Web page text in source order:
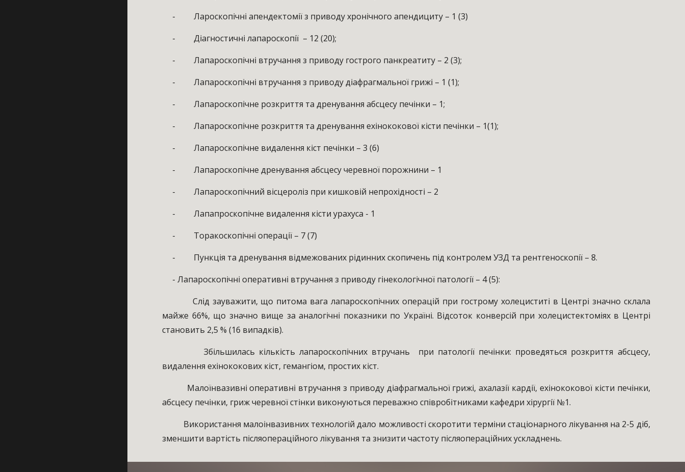
- Лароскопічні апендектомії з приводу хронічного апендициту – 1 (3)
- Діагностичні лапароскопії – 12 (20);
- Лапароскопічні втручання з приводу гострого панкреатиту – 2 (3);
- Лапароскопічні втручання з приводу діафрагмальної грижі – 1 (1);
- Лапароскопічне розкриття та дренування абсцесу печінки – 1;
- Лапароскопічне розкриття та дренування ехінококової кісти печінки – 1(1);
- Лапароскопічне видалення кіст печінки – 3 (6)
- Лапароскопічне дренування абсцесу черевної порожнини – 1
- Лапароскопічний вісцероліз при кишковій непрохідності – 2
- Лапапроскопічне видалення кісти урахуса - 1
- Торакоскопічні операції – 7 (7)
- Пункція та дренування відмежованих рідинних скопичень під контролем УЗД та рентгеноскопії – 8.
- Лапароскопічні оперативні втручання з приводу гінекологічної патології – 4 (5):
Слід зауважити, що питома вага лапароскопічних операцій при гострому холециститі в Центрі значно склала
майже 66%, що значно вище за аналогічні показники по Україні. Відсоток конверсій при холецистектоміях в Центрі
становить 2,5 % (16 випадків).
Збільшилась кількість лапароскопічних втручань при патології печінки: проведяться розкриття абсцесу,
видалення ехінококових кіст, гемангіом, простих кіст.
Малоїнвазивні оперативні втручання з приводу діафрагмальної грижі, ахалазії кардії, ехінококової кісти печінки,
абсцесу печінки, гриж черевної стінки виконуються переважно співробітниками кафедри хірургії №1.
Використання малоінвазивних технологій дало можливості скоротити терміни стаціонарного лікування на 2-5 діб,
зменшити вартість післяопераційного лікування та знизити частоту післяопераційних ускладнень.